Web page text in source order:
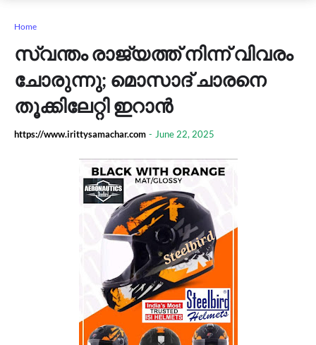
Home
സ്വന്തം രാജ്യത്ത് നിന്ന് വിവരം
ചോരുന്നു; മൊസാദ് ചാരനെ
തൂക്കിലേറ്റി ഇറാൻ
https://www.irittysamachar.com - June 22, 2025